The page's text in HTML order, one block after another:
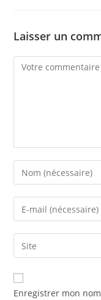
Laisser un
Comment
Enter
your
name
comment
Enter
your
email
address
comment
Saisir
l’URL
de
votre
Enregistrer mon